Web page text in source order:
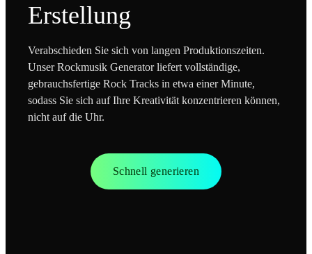
Erstellung
Verabschieden Sie sich von langen Produktionszeiten.
Unser Rockmusik Generator liefert vollständige,
gebrauchsfertige Rock Tracks in etwa einer Minute,
sodass Sie sich auf Ihre Kreativität konzentrieren können,
nicht auf die Uhr.
Schnell generieren